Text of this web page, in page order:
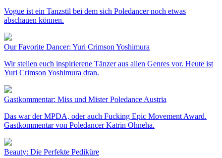
Vogue ist ein Tanzstil bei dem sich Poledancer noch etwas
abschauen können.
Our Favorite Dancer: Yuri Crimson Yoshimura
Wir stellen euch inspirierene Tänzer aus allen Genres vor. Heute ist
Yuri Crimson Yoshimura dran.
Gastkommentar: Miss und Mister Poledance Austria
Das war der MPDA, oder auch Fucking Epic Movement Award.
Gastkommentar von Poledancer Katrin Ohneha.
Beauty: Die Perfekte Pediküre